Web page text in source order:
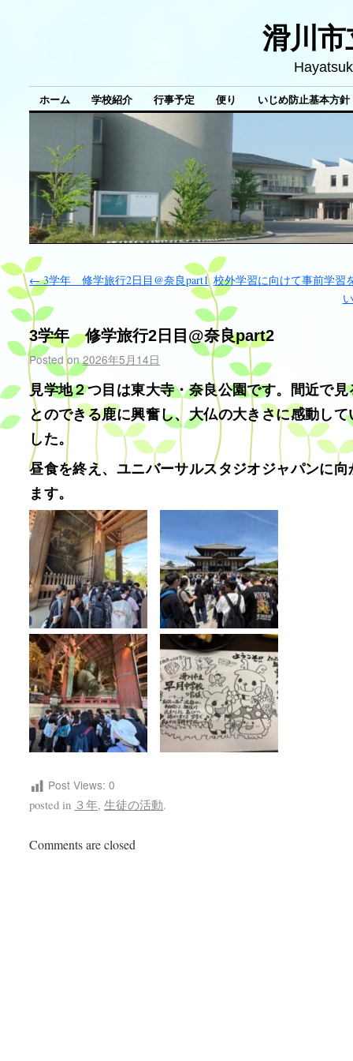
滑川市
ホーム 学校紹介 行事予定 便り いじめ防止基本方針
←3学年 修学旅行2日目@奈良part1 校外学習に向けて事前学習
3学年 修学旅行2日目@奈良part2
Posted on 2026年5月14日
見学地２つ目は東大寺・奈良公園です。間近で見
とのできる鹿に興奮し、大仏の大きさに感動して
した。
昼食を終え、ユニバーサルスタジオジャパンに向
ます。
Post Views: 0
posted in ３年,生徒の活動.
Comments are closed